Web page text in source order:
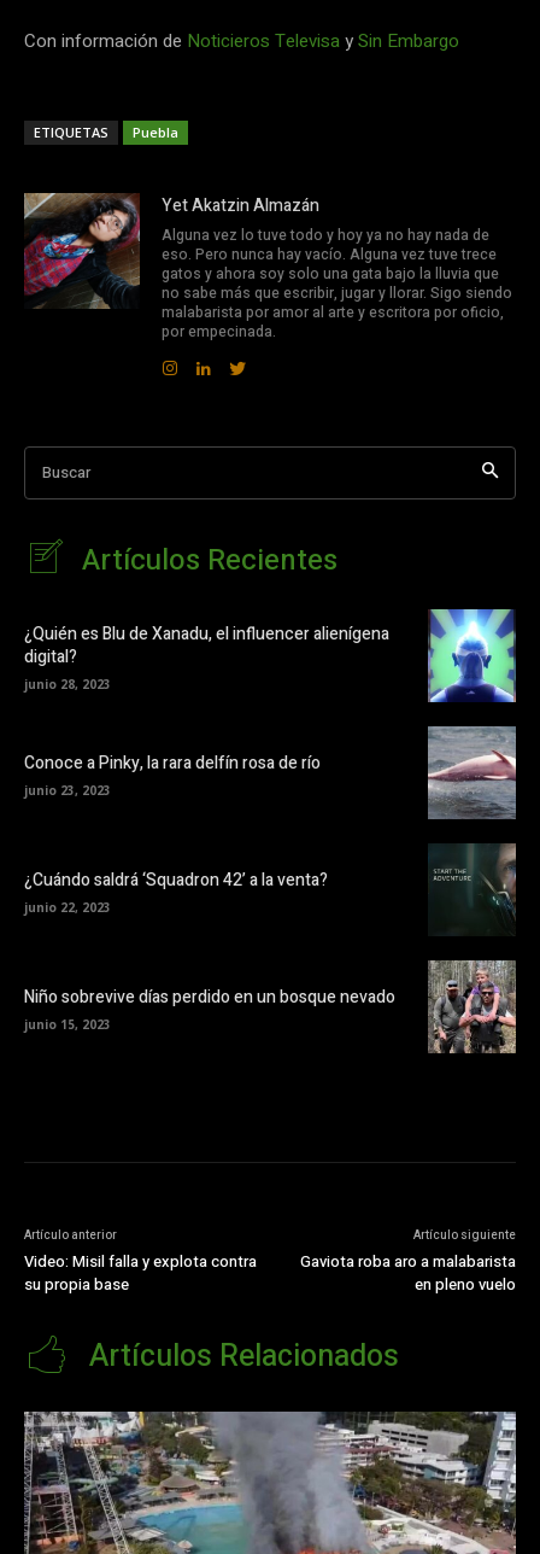
Con información de Noticieros TelevisaySin Embargo
ETIQUETAS Puebla
Yet Akatzin Almazán
Alguna vez lo tuve todo y hoy ya no hay nada de
eso. Pero nunca hay vacío. Alguna vez tuve trece
gatos y ahora soy solo una gata bajo la lluvia que
no sabe más que escribir, jugar y llorar. Sigo siendo
malabarista por amor al arte y escritora por oficio,
por empecinada.
Buscar
Artículos Recientes
¿Quién es Blu de Xanadu, el influencer alienígena
digital?
junio 28, 2023
Conoce a Pinky, la rara delfín rosa de río
junio 23, 2023
¿Cuándo saldrá ‘Squadron 42’ a la venta?
junio 22, 2023
Niño sobrevive días perdido en un bosque nevado
junio 15, 2023
Artículo anterior
Video: Misil falla y explota contra
su propia base
Artículo siguiente
Gaviota roba aro a malabarista
en pleno vuelo
Artículos Relacionados